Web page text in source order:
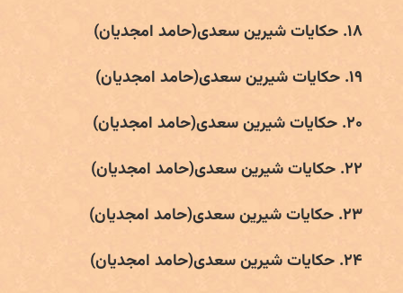
۱۸. حکایات شیرین سعدی(حامد امجدیان)
۱۹. حکایات شیرین سعدی(حامد امجدیان)
۲۰. حکایات شیرین سعدی(حامد امجدیان)
۲۲. حکایات شیرین سعدی(حامد امجدیان)
۲۳. حکایات شیرین سعدی(حامد امجدیان)
۲۴. حکایات شیرین سعدی(حامد امجدیان)